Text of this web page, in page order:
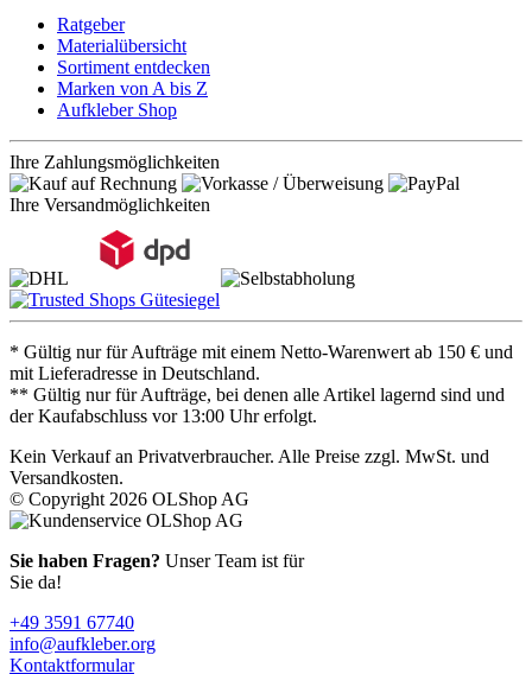
Ratgeber
Materialübersicht
Sortiment entdecken
Marken von A bis Z
Aufkleber Shop
Ihre Zahlungsmöglichkeiten
Ihre Versandmöglichkeiten
* Gültig nur für Aufträge mit einem Netto-Warenwert ab 150 € und
mit Lieferadresse in Deutschland.
** Gültig nur für Aufträge, bei denen alle Artikel lagernd sind und
der Kaufabschluss vor 13:00 Uhr erfolgt.
Kein Verkauf an Privatverbraucher. Alle Preise zzgl. MwSt. und
Versandkosten.
© Copyright 2026 OLShop AG
Sie haben Fragen? Unser Team ist für
Sie da!
+49 3591 67740
info@aufkleber.org
Kontaktformular